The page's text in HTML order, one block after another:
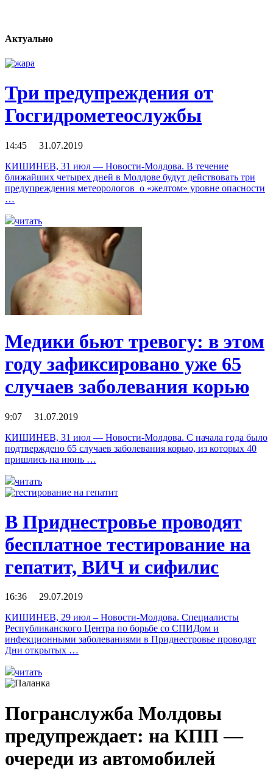
Актуально
Три предупреждения от
Госгидрометеослужбы
14:45 31.07.2019
КИШИНЕВ, 31 июл — Новости-Молдова. В течение
ближайших четырех дней в Молдове будут действовать три
предупреждения метеорологов о «желтом» уровне опасности
…
читать
Медики бьют тревогу: в этом
году зафиксировано уже 65
случаев заболевания корью
9:07 31.07.2019
КИШИНЕВ, 31 июл — Новости-Молдова. С начала года было
подтверждено 65 случаев заболевания корью, из которых 40
пришлись на июнь …
читать
В Приднестровье проводят
бесплатное тестирование на
гепатит, ВИЧ и сифилис
16:36 29.07.2019
КИШИНЕВ, 29 июл – Новости-Молдова. Специалисты
Республиканского Центра по борьбе со СПИДом и
инфекционными заболеваниями в Приднестровье проводят
Дни открытых …
читать
Погранслужба Молдовы
предупреждает: на КПП —
очереди из автомобилей